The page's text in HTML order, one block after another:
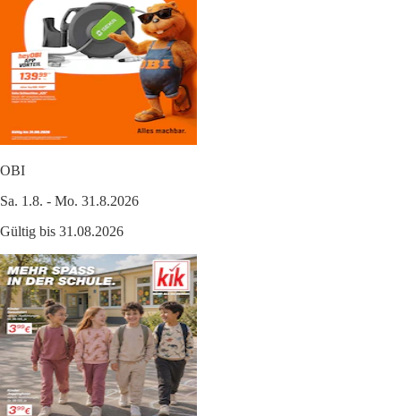
OBI
Sa. 1.8. - Mo. 31.8.2026
Gültig bis 31.08.2026